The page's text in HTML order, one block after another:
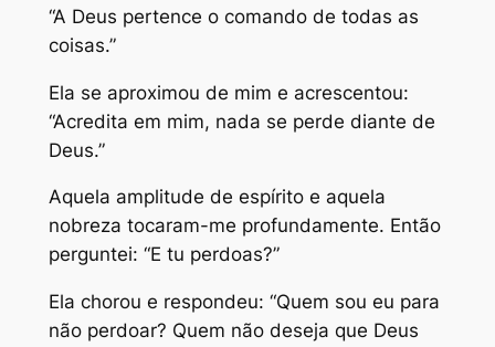
“A Deus pertence o comando de todas as
coisas.”
Ela se aproximou de mim e acrescentou:
“Acredita em mim, nada se perde diante de
Deus.”
Aquela amplitude de espírito e aquela
nobreza tocaram-me profundamente. Então
perguntei: “E tu perdoas?”
Ela chorou e respondeu: “Quem sou eu para
não perdoar? Quem não deseja que Deus